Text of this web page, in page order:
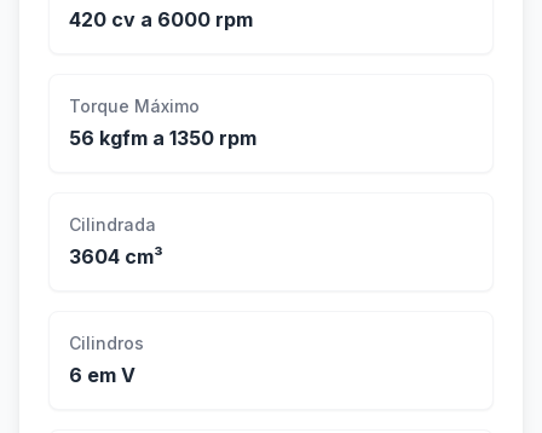
420 cv a 6000 rpm
Torque Máximo
56 kgfm a 1350 rpm
Cilindrada
3604 cm³
Cilindros
6 em V